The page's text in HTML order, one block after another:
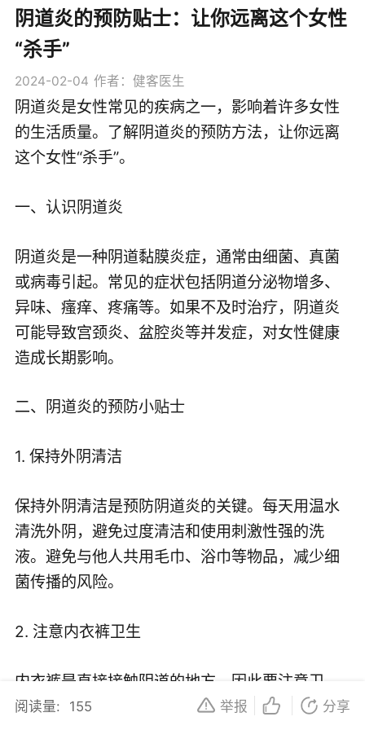
阴道炎的预防贴士：让你远离这个女性
“杀手”
2024-02-04 作者：健客医生
阴道炎是女性常见的疾病之一，影响着许多女性
的生活质量。了解阴道炎的预防方法，让你远离
这个女性“杀手”。
一、认识阴道炎
阴道炎是一种阴道黏膜炎症，通常由细菌、真菌
或病毒引起。常见的症状包括阴道分泌物增多、
异味、瘙痒、疼痛等。如果不及时治疗，阴道炎
可能导致宫颈炎、盆腔炎等并发症，对女性健康
造成长期影响。
二、阴道炎的预防小贴士
1. 保持外阴清洁
保持外阴清洁是预防阴道炎的关键。每天用温水
清洗外阴，避免过度清洁和使用刺激性强的洗
液。避免与他人共用毛巾、浴巾等物品，减少细
菌传播的风险。
2. 注意内衣裤卫生
内衣裤是直接接触阴道的地方，因此要注意卫
生。尽量选择棉质、透气的内衣裤，每天更换并
阅读量: 155 举报 分享